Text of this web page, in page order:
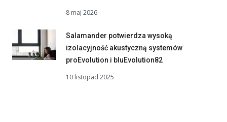
8 maj 2026
Salamander potwierdza wysoką
izolacyjność akustyczną systemów
proEvolution i bluEvolution82
10 listopad 2025